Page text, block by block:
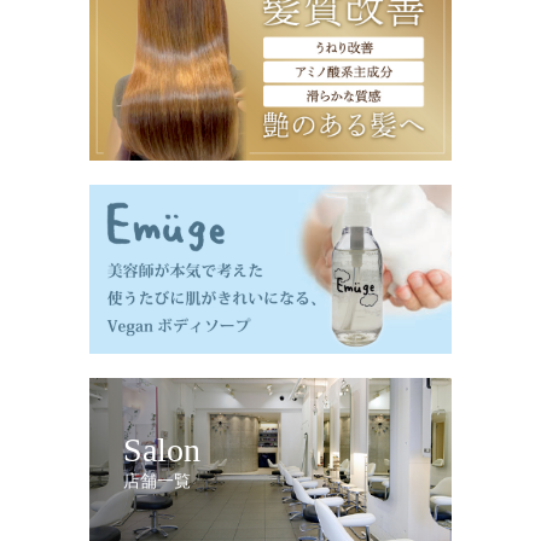
Salon
店舗一覧